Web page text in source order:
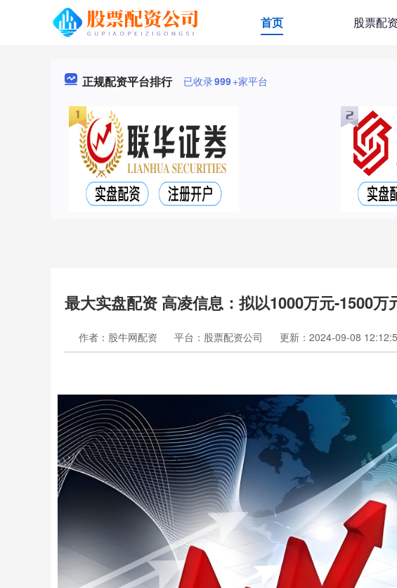
首页 股票配
正规配资平台排行 已收录999+家平台
最大实盘配资 高凌信息：拟以1000万元-1500万
作者：股牛网配资 平台：股票配资公司 更新：2024-09-08